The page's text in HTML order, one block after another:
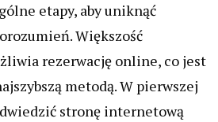
etapy, aby uniknąć
Większość
rezerwację online, co jest
metodą. W pierwszej
stronę internetową